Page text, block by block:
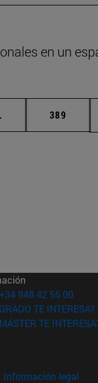
en un
Páginas intermedias
Página
389
948 42 56 00
TE INTERESA?
TE
Información legal